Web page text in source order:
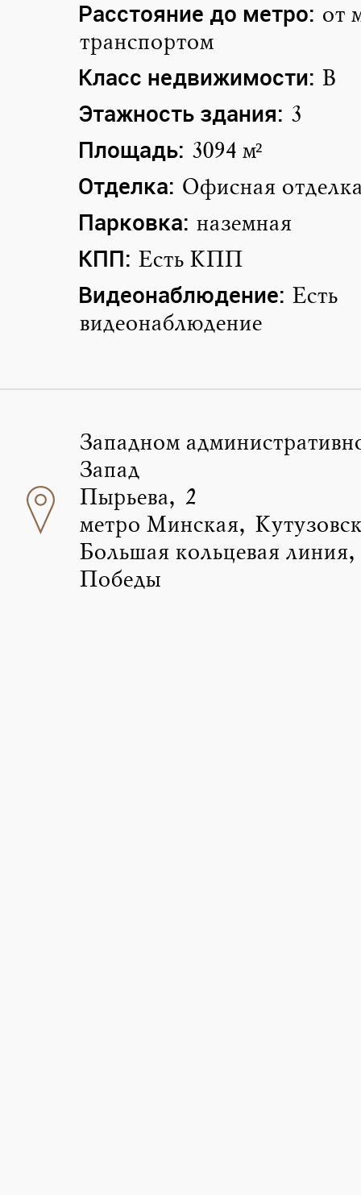
Расстояние до метро: от
транспортом
Класс недвижимости: B
Этажность здания: 3
Площадь: 3094 м²
Отделка: Офисная отделка
Парковка: наземная
КПП: Есть КПП
Видеонаблюдение: Есть
видеонаблюдение
Западном
Запад
Пырьева, 2
метро Минская,
Большая кольцевая
Победы